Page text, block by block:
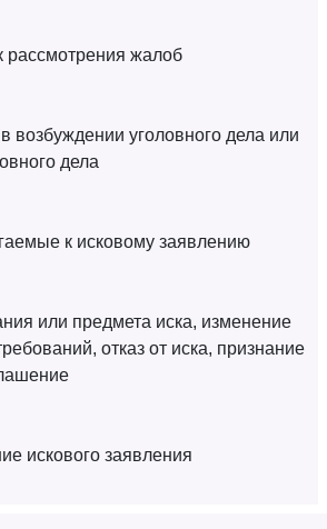
рассмотрения жалоб
возбуждении уголовного дела или
дела
к исковому заявлению
или предмета иска, изменение
отказ от иска, признание
искового заявления